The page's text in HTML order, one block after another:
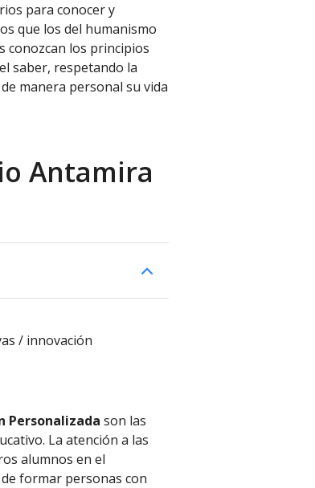
para conocer y
que los del humanismo
conozcan los principios
saber, respetando la
manera personal su vida
Antamira
/ innovación
Personalizada son las
La atención a las
alumnos en el
formar personas con